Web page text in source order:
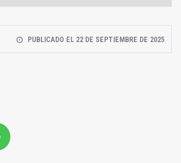
PUBLICADO EL 22 DE SEPTIEMBRE DE 2025